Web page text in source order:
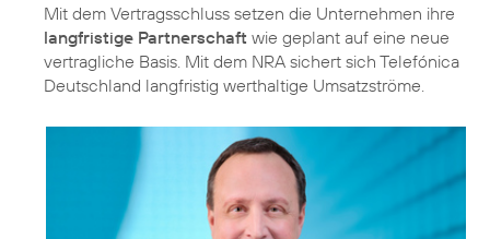
Mit dem Vertragsschluss setzen die Unternehmen ihre
langfristige Partnerschaft wie geplant auf eine neue
vertragliche Basis. Mit dem NRA sichert sich Telefónica
Deutschland langfristig werthaltige Umsatzströme.